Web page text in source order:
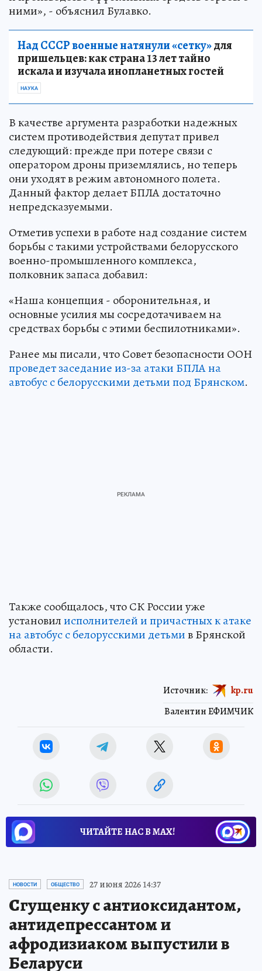
ними», - объяснил Булавко.
Над СССР военные натянули «сетку»для
пришельцев: как страна 13 лет тайно
искала и изучала инопланетных гостей
НАУКА
В качестве аргумента разработки надежных
систем противодействия депутат привел
следующий: прежде при потере связи с
оператором дроны приземлялись, но теперь
они уходят в режим автономного полета.
Данный фактор делает БПЛА достаточно
непредсказуемыми.
Отметив успехи в работе над создание систем
борьбы с такими устройствами белорусского
военно-промышленного комплекса,
полковник запаса добавил:
«Наша концепция - оборонительная, и
основные усилия мы сосредотачиваем на
средствах борьбы с этими беспилотниками».
Ранее мы писали, что Совет безопасности ООН
проведет заседание из-за атаки БПЛА на
автобус с белорусскими детьми под Брянском.
Также сообщалось, что СК России уже
установилисполнителей и причастных к атаке
на автобус с белорусскими детьмив Брянской
области.
Валентин ЕФИМЧИК
Источник: kp.ru
ЧИТАЙТЕ НАС В МАХ!
НОВОСТИ ОБЩЕСТВО 27 июня 2026 14:37
Сгущенку с антиоксидантом,
антидепрессантом и
афродизиаком выпустили в
Беларуси